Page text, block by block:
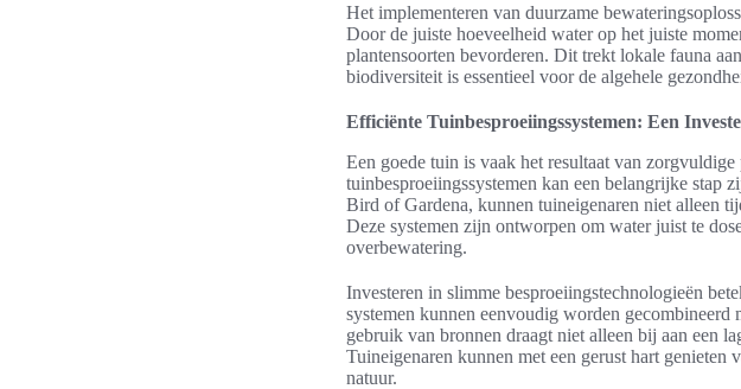
Het implementeren van duurzame
Door de juiste hoeveelheid water op het juiste
plantensoorten bevorderen. Dit trekt lokale fauna
biodiversiteit is essentieel voor de algehele
Efficiënte Tuinbesproeiingssystemen: Een
Een goede tuin is vaak het resultaat van
tuinbesproeiingssystemen kan een belangrijke stap
Bird of Gardena, kunnen tuineigenaren niet alleen
Deze systemen zijn ontworpen om water juist te
overbewatering.
Investeren in slimme besproeiingstechnologieën
systemen kunnen eenvoudig worden
gebruik van bronnen draagt niet alleen bij aan een
Tuineigenaren kunnen met een gerust hart
natuur.